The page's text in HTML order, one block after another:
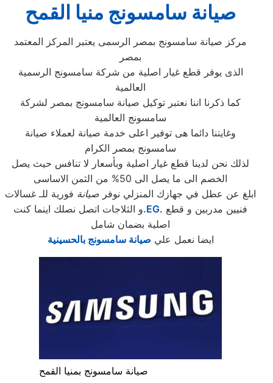
صيانة سامسونج منيا القمح
مركز صيانة سامسونج بمصر الرسمى يعتبر المركز المعتمد
بمصر
الذى يوفر قطع غيار اصلية من شركة سامسونج الرسمية
العالمية
كما ذكرنا اننا نعتبر توكيل صيانة سامسونج بمصر لشركة
سامسونج العالمية
وغايتنا دائما هى توفير اعلى خدمة صيانة لعملاء صيانة
سامسونج بمصر الكرام
لذلك نحن لدينا قطع غيار اصلية وبأسعار لا تنافس حيث يصل
الخصم الى ما يصل الى 50% من الثمن الاساسى
ابلغ عن عطل في جهازك المنزلي نوفر صيانة فورية للـ غسالات
و الثلاجات اتصل نصلك اينما كنت.EG.
اصلية بضمان شامل
ايضا نعمل علي صيانة سامسونج بالحسينية
صيانة سامسونج بمنيا القمح